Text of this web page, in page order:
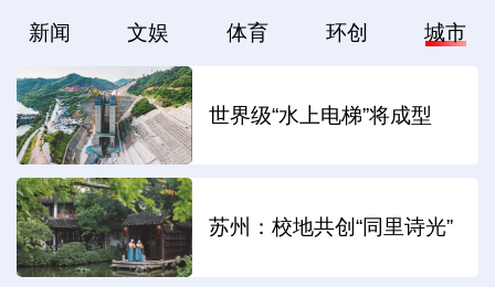
新闻 文娱 体育 环创 城市
世界级“水上电梯”将成型
苏州：校地共创“同里诗光”